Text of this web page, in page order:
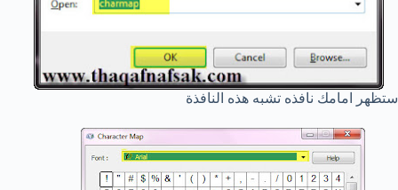
ستظهر امامك نافذه تشبه هذه النافذة